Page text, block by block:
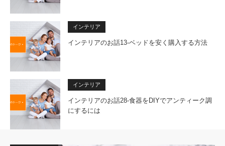
インテリア
インテリアのお話13-ベッドを安く購入する方法
インテリア
インテリアのお話28-食器をDIYでアンティーク調
にするには